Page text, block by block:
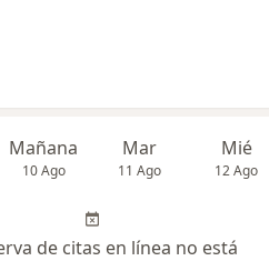
Mañana
10 Ago
Mar
11 Ago
Mié
12 Ago
de citas en línea no está